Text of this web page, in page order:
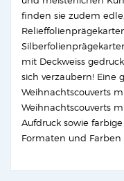
finden sie zudem
mit Deckweiss
sich verzaubern! Eine
Weihnachtscouverts
Weihnachtscouverts
Aufdruck sowie
Formaten und